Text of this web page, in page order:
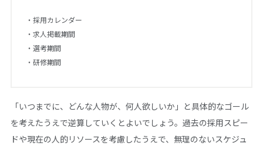
・採用カレンダー
・求人掲載期間
・選考期間
・研修期間
「いつまでに、どんな人物が、何人欲しいか」と具体的なゴール
を考えたうえで逆算していくとよいでしょう。過去の採用スピー
ドや現在の人的リソースを考慮したうえで、無理のないスケジュ